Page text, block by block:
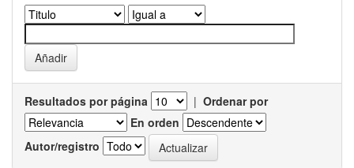
Resultados por página | Ordenar por
En orden
Autor/registro